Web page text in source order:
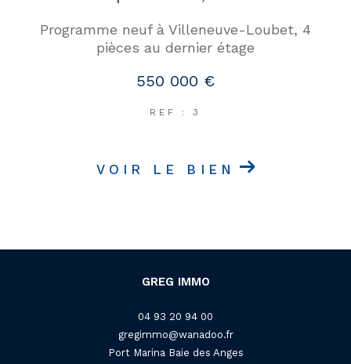
Programme neuf à Villeneuve-Loubet, 4
pièces au dernier étage
550 000 €
REF : 3
VOIR LE BIEN
GREG IMMO
04 93 20 94 00
gregimmo@wanadoo.fr
Port Marina Baie des Anges